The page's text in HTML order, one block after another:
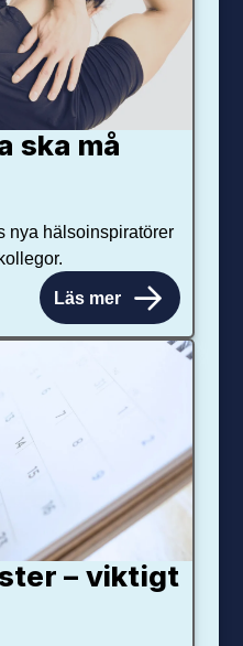
ska må
nya hälsoinspiratörer
Läs mer
– viktigt